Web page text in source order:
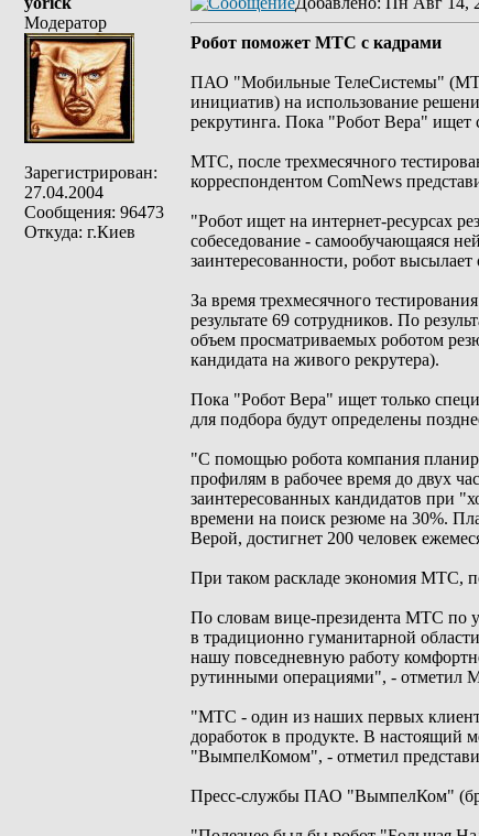
Модератор
Зарегистрирован:
27.04.2004
Сообщения: 96473
Откуда: г.Киев
Робот поможет МТС с кадрами
ПАО "Мобильные ТелеСистемы" (МТС)
инициатив) на использование
рекрутинга. Пока "Робот Вера" ищет
МТС, после трехмесячного
корреспондентом ComNews
"Робот ищет на интернет-ресурсах
собеседование - самообучающаяся
заинтересованности, робот
За время трехмесячного
результате 69 сотрудников. По
объем просматриваемых роботом
кандидата на живого рекрутера).
Пока "Робот Вера" ищет только
для подбора будут определены
"С помощью робота компания
профилям в рабочее время до двух
заинтересованных кандидатов при
времени на поиск резюме на 30%.
Верой, достигнет 200 человек
При таком раскладе экономия МТС,
По словам вице-президента МТС по
в традиционно гуманитарной
нашу повседневную работу
рутинными операциями", - отметил
"МТС - один из наших первых
доработок в продукте. В настоящий
"ВымпелКомом", - отметил
Пресс-службы ПАО "ВымпелКом"